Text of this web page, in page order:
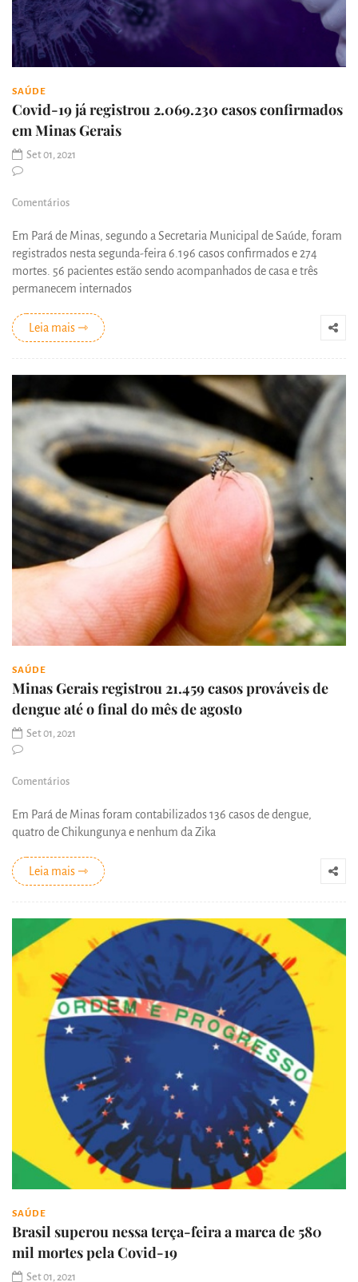
SAÚDE
Covid-19 já registrou 2.069.230 casos confirmados
em Minas Gerais
Set 01, 2021
Comentários
Em Pará de Minas, segundo a Secretaria Municipal de Saúde, foram
registrados nesta segunda-feira 6.196 casos confirmados e 274
mortes. 56 pacientes estão sendo acompanhados de casa e três
permanecem internados
Leia mais ⇾
SAÚDE
Minas Gerais registrou 21.459 casos prováveis de
dengue até o final do mês de agosto
Set 01, 2021
Comentários
Em Pará de Minas foram contabilizados 136 casos de dengue,
quatro de Chikungunya e nenhum da Zika
Leia mais ⇾
SAÚDE
Brasil superou nessa terça-feira a marca de 580
mil mortes pela Covid-19
Set 01, 2021